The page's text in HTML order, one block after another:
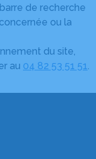
de recherche
ou la
du site,
au 04 82 53 51 51.